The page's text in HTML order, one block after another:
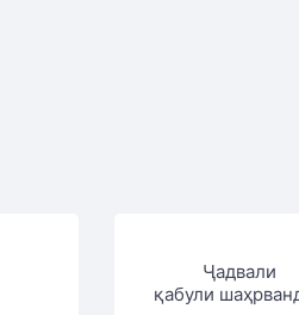
Ҷадвали
қабули